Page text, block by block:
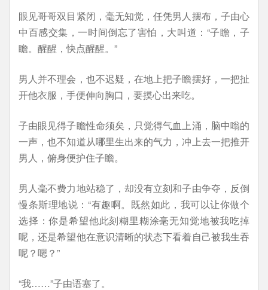
眼见哥哥双目紧闭，毫无知觉，任凭男人摆布，子由心
中百感交集，一时间倒忘了害怕，大叫道：“子瞻，子
瞻。醒醒，快点醒醒。”
男人并不理会，也不迟疑，在地上把子瞻摆好，一把扯
开他衣服，手便伸向胸口，要摸心出来吃。
子由眼见得子瞻性命须矣，只觉得气血上涌，脑中嗡的
一声，也不知道从哪里生出来的气力，冲上去一把推开
男人，俯身便护住子瞻。
男人毫不费力地站稳了，却没有立刻和子由争夺，反倒
慢条斯理地说：“有趣啊。既然如此，我可以让你做个
选择：你是希望他此刻糊里糊涂毫无知觉地被我吃掉
呢，还是希望他在意识清晰的状态下看着自己被我生吞
呢？嗯？”
“我……”子由语塞了。